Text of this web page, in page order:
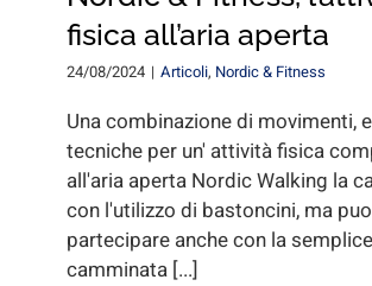
fisica all’aria aperta
24/08/2024 | Articoli, Nordic & Fitness
Una combinazione di movimenti,
tecniche per un' attività fisica
all'aria aperta Nordic Walking la
con l'utilizzo di bastoncini, ma
partecipare anche con la semplice
camminata [...]